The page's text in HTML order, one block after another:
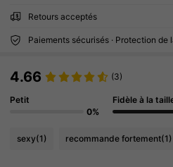
Retours acceptés
Paiements sécurisés · Protection de
4.66 (3)
Petit
0%
Fidèle à la
sexy(1) recommande fortement(1)